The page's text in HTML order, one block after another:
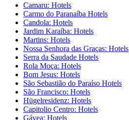
Camaru: Hotels
Carmo do Paranaíba Hotels
Candola: Hotels
Jardim Karaíba: Hotels
Martins: Hotels
Nossa Senhora das Graças: Hotels
Serra da Saudade Hotels
Rola Moça: Hotels
Bom Jesus: Hotels
São Sebastião do Paraíso Hotels
São Francisco: Hotels
Hügelresidenz: Hotels
Capitolio Centro: Hotels
Gávea: Hotels